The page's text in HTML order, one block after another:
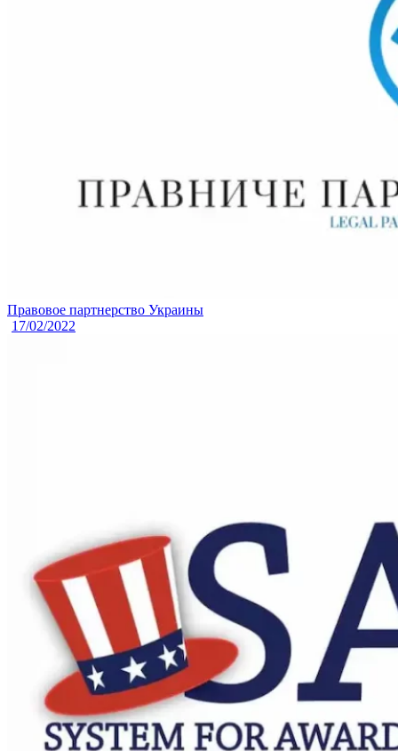
Правовое партнерство Украины
17/02/2022